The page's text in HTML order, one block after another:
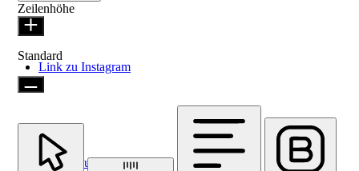
Link zu Instagram
Link zu Facebook
Zeilenhöhe
Standard